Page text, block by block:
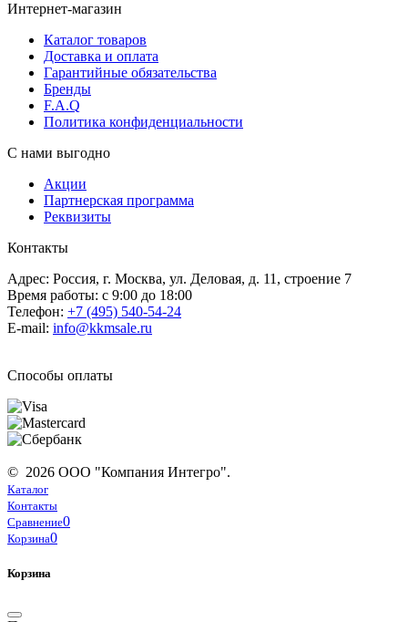
Интернет-магазин
Каталог товаров
Доставка и оплата
Гарантийные обязательства
Бренды
F.A.Q
Политика конфиденциальности
С нами выгодно
Акции
Партнерская программа
Реквизиты
Контакты
Адрес: Россия, г. Москва, ул. Деловая, д. 11, строение 7
Время работы: с 9:00 до 18:00
Телефон: +7 (495) 540-54-24
E-mail: info@kkmsale.ru
Способы оплаты
© 2026 ООО "Компания Интегро".
Каталог
Контакты
Сравнение0
Корзина0
Корзина